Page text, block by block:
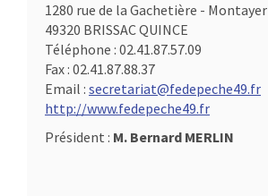
1280 rue de la Gachetière - Montayer
49320 BRISSAC QUINCE
Téléphone : 02.41.87.57.09
Fax : 02.41.87.88.37
Email : secretariat@fedepeche49.fr
http://www.fedepeche49.fr
Président : M. Bernard MERLIN